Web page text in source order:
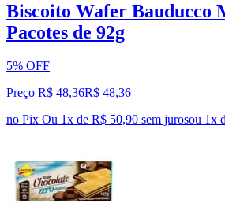
Biscoito Wafer Bauducco
Pacotes de 92g
5% OFF
Preço R$ 48,36R$ 48,36
no Pix Ou 1x de R$ 50,90 sem jurosou 1x